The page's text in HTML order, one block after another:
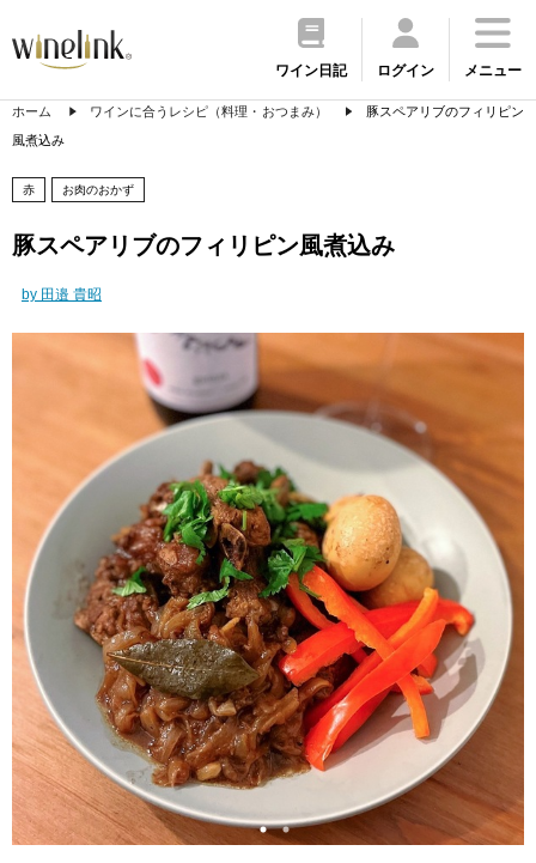
ワイン日記 ログイン メニュー
ホーム ワインに合うレシピ（料理・おつまみ）
豚スペアリブのフィリピン
風煮込み
赤 お肉のおかず
豚スペアリブのフィリピン風煮込み
by 田邉 貴昭